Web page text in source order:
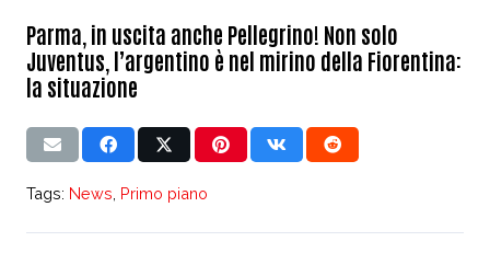
Parma, in uscita anche Pellegrino! Non solo
Juventus, l’argentino è nel mirino della Fiorentina:
la situazione
Tags: News Primo piano